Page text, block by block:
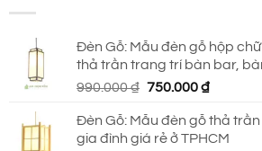
Đèn Gỗ: Mẫu đèn gỗ hộp
thả trần trang trí bàn bar,
990.000₫ Giá
là:
990.000 ₫.
750.000₫Giá
tại
là:
Đèn Gỗ: Mẫu đèn gỗ thả
gia đình giá rẻ ở TPHCM